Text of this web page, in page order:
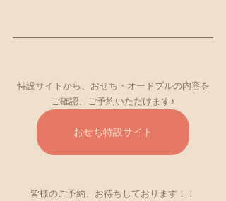
特設サイトから、おせち・オードブルの内容を
ご確認、ご予約いただけます♪
おせち特設サイト
皆様のご予約、お待ちしております！！